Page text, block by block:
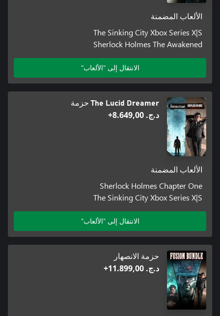
الألعاب المضمنة
The Sinking City Xbox Series X|S
Sherlock Holmes The Awakened
الانتقال إلى "الألعاب"
The Lucid Dreamer حزمة
د.ج.‏ 8.649,00+
الألعاب المضمنة
Sherlock Holmes Chapter One
The Sinking City Xbox Series X|S
الانتقال إلى "الألعاب"
حزمة الانصهار
د.ج.‏ 11.899,00+